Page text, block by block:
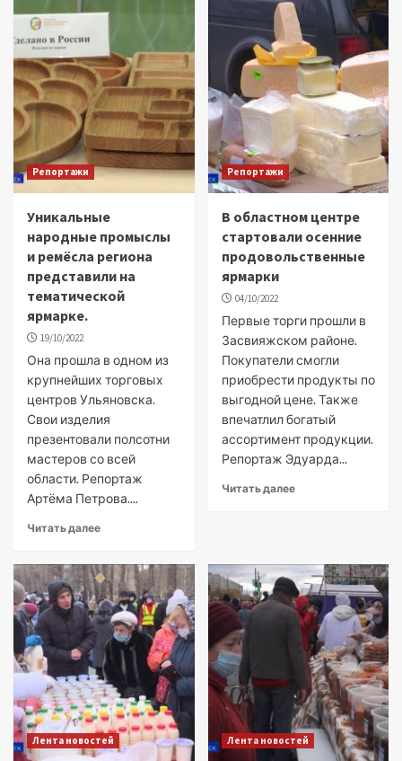
Репортажи
Уникальные
народные промыслы
и ремёсла региона
представили на
тематической
ярмарке.
19/10/2022
Она прошла в одном из
крупнейших торговых
центров Ульяновска.
Свои изделия
презентовали полсотни
мастеров со всей
области. Репортаж
Артёма Петрова....
Читать далее
Репортажи
В областном центре
стартовали осенние
продовольственные
ярмарки
04/10/2022
Первые торги прошли в
Засвияжском районе.
Покупатели смогли
приобрести продукты по
выгодной цене. Также
впечатлил богатый
ассортимент продукции.
Репортаж Эдуарда...
Читать далее
Лента новостей Лента новостей